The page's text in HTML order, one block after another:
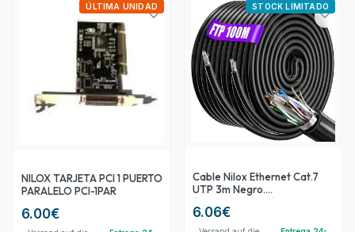
NILOX TARJETA PCI 1 PUERTO
PARALELO PCI-1PAR
6.00€
ÚLTIMA UNIDAD
Cable Nilox Ethernet Cat.7
UTP 3m Negro.
(NXECAT7UTP-3)
6.06€
STOCK LIMITADO